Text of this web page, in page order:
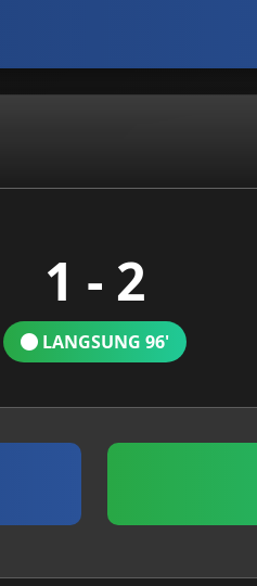
1 - 2
LANGSUNG 96'